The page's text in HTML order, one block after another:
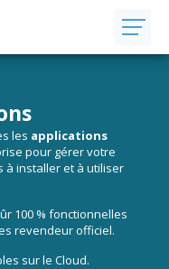
les applications
pour gérer votre
à installer et à utiliser
100 % fonctionnelles
revendeur officiel.
sur le Cloud.